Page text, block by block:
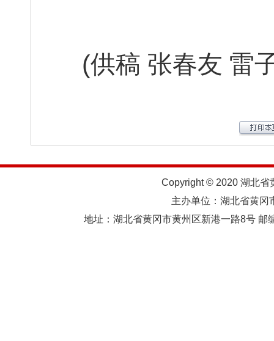
(供稿 张春友 雷
Copyright © 2020 湖北省
主办单位：湖北省黄
地址：湖北省黄冈市黄州区新港一路8号